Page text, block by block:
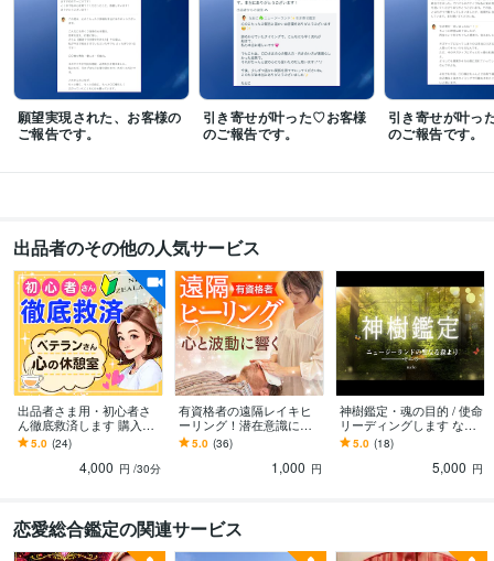
✅気付く力と前に進む行動力
✅過去の傷を癒し自己受容を高める
✅高い
共感能力でお聴きします
✅遠隔レイキヒーリング
✅依存させないオラクルカードリーディン
✅潜在意識からのタロットリーディング
語学力
英語 ビジネスレベル
願望実現された、お客様の
ご報告です。
引き寄せが叶った♡お客様
のご報告です。
引き寄せが叶っ
のご報告です。
出品者のその他の人気サービス
出品者さま用・初心者さ
ん徹底救済します 購入
数：月３０件→１００件
に増えた時にやった事全
て教えるよ♡
5.0 (24)
4,000 円 /30分
有資格者の遠隔レイキヒ
ーリング！潜在意識に届
きます 身体の不調・人間
関係・恋愛・子宝の不安
を本来の流れへ整えます
5.0 (36)
1,000 円
神樹鑑定・魂の目的 / 使命
リーディングします なぜ
私ばかり辛い目に？生き
づらさの正体と魂が求め
5.0 (18)
5,000 円
恋愛総合鑑定の関連サービス